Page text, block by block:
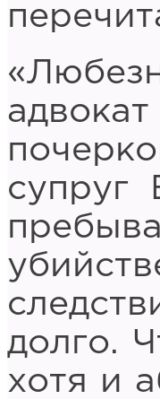
супруг
долго.
хотя и